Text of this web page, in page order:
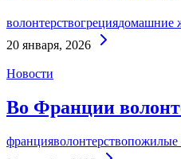
волонтерствогрециядомашние
20 января, 2026
Новости
Во Франции
францияволонтерствопожилые